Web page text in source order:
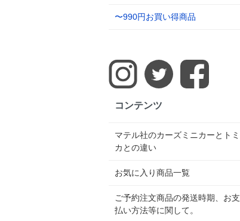
〜990円お買い得商品
コンテンツ
マテル社のカーズミニカーとトミ
カとの違い
お気に入り商品一覧
ご予約注文商品の発送時期、お支
払い方法等に関して。